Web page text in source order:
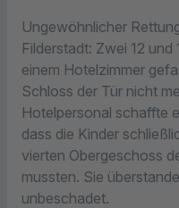
Ungewöhnlicher
Filderstadt: Zwei 12
einem Hotelzimmer
Schloss der Tür nicht
Hotelpersonal schaffte
dass die Kinder
vierten Obergeschoss
mussten. Sie
unbeschadet.